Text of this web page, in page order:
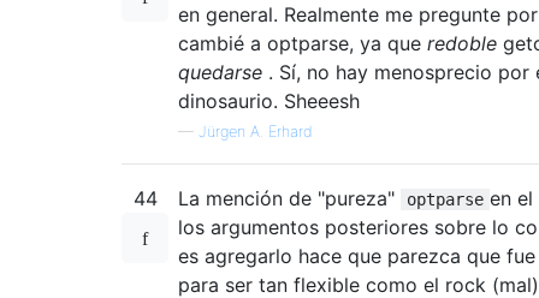
en general. Realmente me pregunte
cambié a optparse, ya que redoble
quedarse . Sí, no hay menosprecio por
dinosaurio. Sheeesh
— Jürgen A. Erhard
44 La mención de "pureza" optparse en el
los argumentos posteriores sobre lo
es agregarlo hace que parezca que
para ser tan flexible como el rock